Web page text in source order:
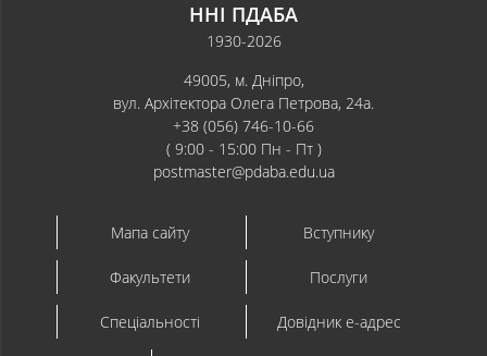
ННІ ПДАБА
1930-2026
49005, м. Дніпро,
вул. Архітектора Олега Петрова, 24а.
+38 (056) 746-10-66
( 9:00 - 15:00 Пн - Пт )
postmaster@pdaba.edu.ua
Мапа сайту Вступнику
Факультети Послуги
Спеціальності Довідник e-адрес